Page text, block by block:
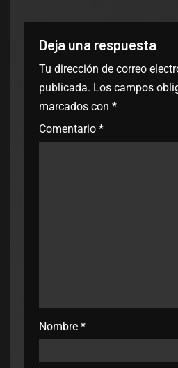
Deja una respuesta
Tu dirección de correo
publicada. Los campos
marcados con *
Comentario *
Nombre *